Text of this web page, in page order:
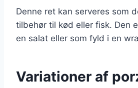
Denne ret kan serveres som
tilbehør til kød eller fisk. Den
en salat eller som fyld i en
Variationer af